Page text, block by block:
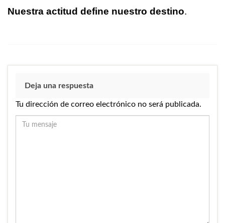
Nuestra actitud define nuestro destino.
Deja una respuesta
Tu dirección de correo electrónico no será publicada.